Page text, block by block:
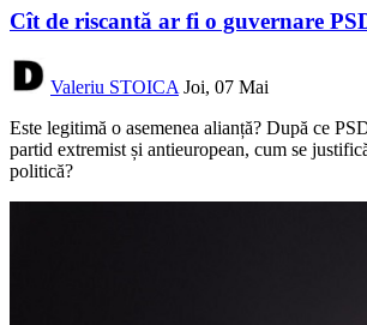
Cît de riscantă ar fi o guvernare
Valeriu STOICA Joi, 07 Mai
Este legitimă o asemenea alianță? După ce
partid extremist și antieuropean, cum se
politică?